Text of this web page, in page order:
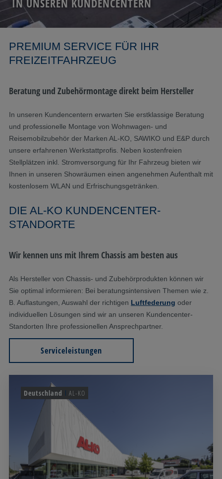
IN UNSEREN KUNDENCENTERN
PREMIUM SERVICE FÜR IHR
FREIZEITFAHRZEUG
Beratung und Zubehörmontage direkt beim Hersteller
In unseren Kundencentern erwarten Sie erstklassige Beratung
und professionelle Montage von Wohnwagen- und
Reisemobilzubehör der Marken AL-KO, SAWIKO und E&P durch
unsere erfahrenen Werkstattprofis. Neben kostenfreien
Stellplätzen inkl. Stromversorgung für Ihr Fahrzeug bieten wir
Ihnen in unseren Showräumen einen angenehmen Aufenthalt mit
kostenlosem WLAN und Erfrischungsgetränken.
DIE AL-KO KUNDENCENTER-
STANDORTE
Wir kennen uns mit Ihrem Chassis am besten aus
Als Hersteller von Chassis- und Zubehörprodukten können wir
Sie optimal informieren: Bei beratungsintensiven Themen wie z.
B. Auflastungen, Auswahl der richtigen Luftfederung oder
individuellen Lösungen sind wir an unseren Kundencenter-
Standorten Ihre professionellen Ansprechpartner.
Serviceleistungen
Deutschland AL-KO